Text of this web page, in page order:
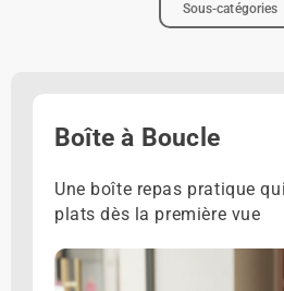
Sous-catégories
Boîte à Boucle
Une boîte repas pratique
plats dès la première vue